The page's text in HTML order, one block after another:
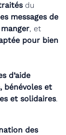
du
messages de
, et
pour bien
d’aide
bénévoles et
et solidaires.
des